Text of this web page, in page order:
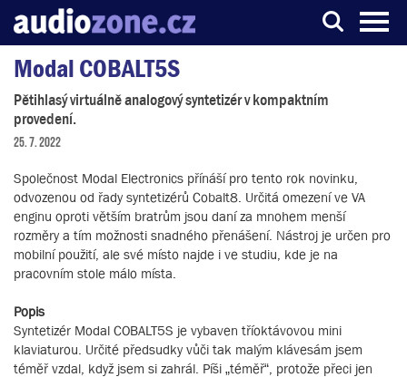
Server o digitálním zpracování zvuku
Modal COBALT5S
Pětihlasý virtuálně analogový syntetizér v kompaktním
provedení.
25. 7. 2022
Společnost Modal Electronics přínáší pro tento rok novinku,
odvozenou od řady syntetizérů Cobalt8. Určitá omezení ve VA
enginu oproti větším bratrům jsou daní za mnohem menší
rozměry a tím možnosti snadného přenášení. Nástroj je určen pro
mobilní použití, ale své místo najde i ve studiu, kde je na
pracovním stole málo místa.
Popis
Syntetizér Modal COBALT5S je vybaven tříoktávovou mini
klaviaturou. Určité předsudky vůči tak malým klávesám jsem
téměř vzdal, když jsem si zahrál. Píši „téměř“, protože přeci jen